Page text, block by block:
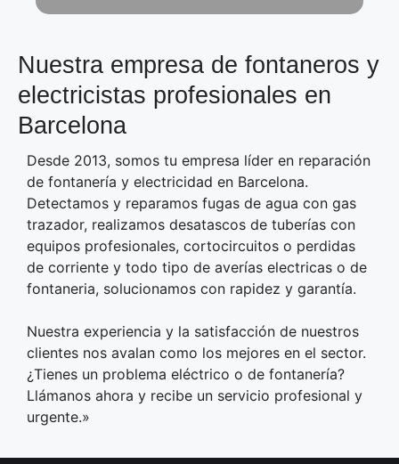
Nuestra empresa de fontaneros y
electricistas profesionales en
Barcelona
Desde 2013, somos tu empresa líder en reparación
de fontanería y electricidad en Barcelona.
Detectamos y reparamos fugas de agua con gas
trazador, realizamos desatascos de tuberías con
equipos profesionales, cortocircuitos o perdidas
de corriente y todo tipo de averías electricas o de
fontaneria, solucionamos con rapidez y garantía.
Nuestra experiencia y la satisfacción de nuestros
clientes nos avalan como los mejores en el sector.
¿Tienes un problema eléctrico o de fontanería?
Llámanos ahora y recibe un servicio profesional y
urgente.»